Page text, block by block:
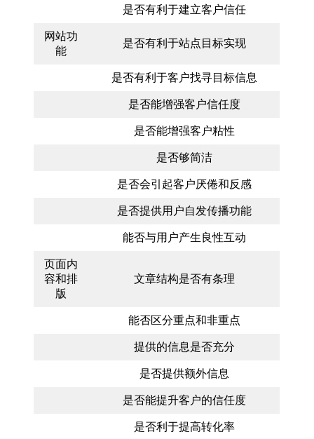
是否有利于建立客户信任
网站功
能
是否有利于站点目标实现
是否有利于客户找寻目标信息
是否能增强客户信任度
是否能增强客户粘性
是否够简洁
是否会引起客户厌倦和反感
是否提供用户自发传播功能
能否与用户产生良性互动
页面内
容和排
版
文章结构是否有条理
能否区分重点和非重点
提供的信息是否充分
是否提供额外信息
是否能提升客户的信任度
是否利于提高转化率